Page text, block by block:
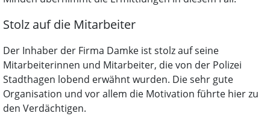
Stolz auf die Mitarbeiter
Der Inhaber der Firma Damke ist stolz auf seine
Mitarbeiterinnen und Mitarbeiter, die von der Polizei
Stadthagen lobend erwähnt wurden. Die sehr gute
Organisation und vor allem die Motivation führte hier zu
den Verdächtigen.